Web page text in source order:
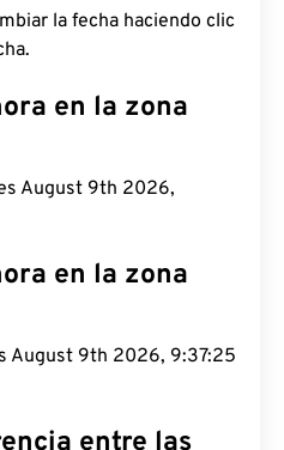
la fecha haciendo clic
en la zona
August 9th 2026,
en la zona
August 9th 2026, 9:37:26